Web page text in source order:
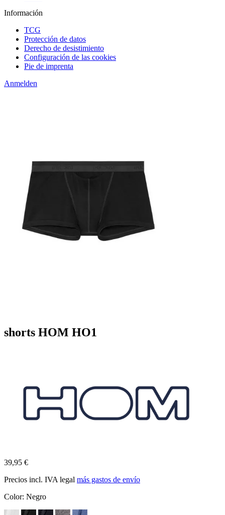
Información
TCG
Protección de datos
Derecho de desistimiento
Configuración de las cookies
Pie de imprenta
Anmelden
shorts HOM HO1
39,95 €
Precios incl. IVA legal más gastos de envío
Color: Negro